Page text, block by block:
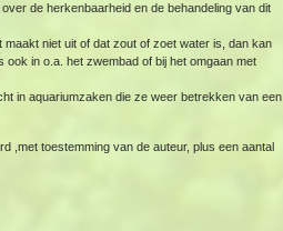
de herkenbaarheid en de behandeling van dit
niet uit of dat zout of zoet water is, dan kan
in o.a. het zwembad of bij het omgaan met
in aquariumzaken die ze weer betrekken van een
,met toestemming van de auteur, plus een aantal